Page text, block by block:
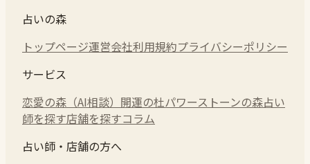
占いの森
トップページ運営会社利用規約プライバシーポリシー
サービス
恋愛の森（AI相談） 開運の杜パワーストーンの森占い
師を探す店舗を探すコラム
占い師・店舗の方へ